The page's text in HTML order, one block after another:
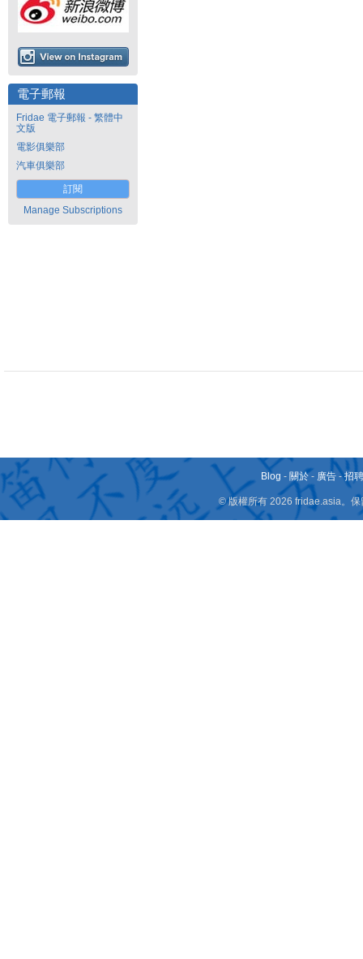
電子郵報
Fridae 電子郵報 - 繁體中
文版
電影俱樂部
汽車俱樂部
訂閱
Manage Subscriptions
Blog - 關於 - 廣告 -招
© 版權所有 2026 fridae.asia。